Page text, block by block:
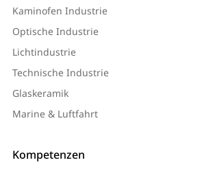
Kaminofen Industrie
Optische Industrie
Lichtindustrie
Technische Industrie
Glaskeramik
Marine & Luftfahrt
Kompetenzen